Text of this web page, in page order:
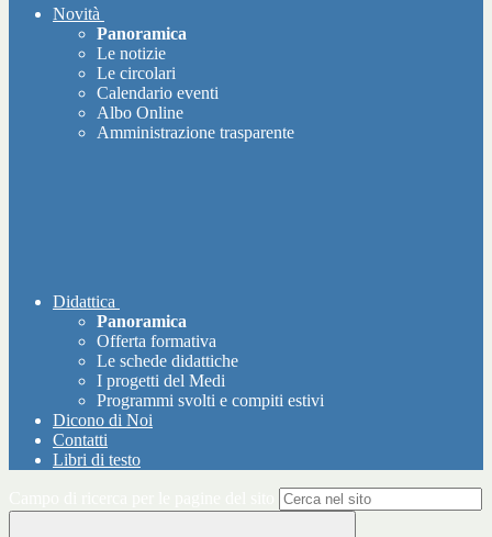
Novità
Panoramica
Le notizie
Le circolari
Calendario eventi
Albo Online
Amministrazione trasparente
Didattica
Panoramica
Offerta formativa
Le schede didattiche
I progetti del Medi
Programmi svolti e compiti estivi
Dicono di Noi
Contatti
Libri di testo